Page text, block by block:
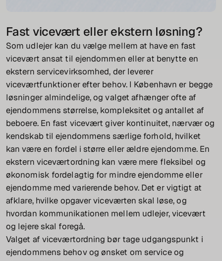
Fast vicevært eller ekstern løsning?
Som udlejer kan du vælge mellem at have en fast
vicevært ansat til ejendommen eller at benytte en
ekstern servicevirksomhed, der leverer
viceværtfunktioner efter behov. I København er begge
løsninger almindelige, og valget afhænger ofte af
ejendommens størrelse, kompleksitet og antallet af
beboere. En fast vicevært giver kontinuitet, nærvær og
kendskab til ejendommens særlige forhold, hvilket
kan være en fordel i større eller ældre ejendomme. En
ekstern viceværtordning kan være mere fleksibel og
økonomisk fordelagtig for mindre ejendomme eller
ejendomme med varierende behov. Det er vigtigt at
afklare, hvilke opgaver viceværten skal løse, og
hvordan kommunikationen mellem udlejer, vicevært
og lejere skal foregå.
Valget af viceværtordning bør tage udgangspunkt i
ejendommens behov og ønsket om service og